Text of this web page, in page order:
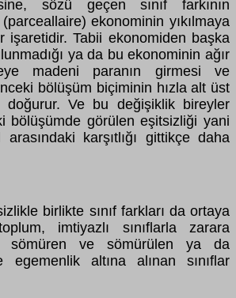
sözü geçen sınıf farkının
ekonominin yıkılmaya
işaretidir. Tabii ekonomiden başka
ya da bu ekonominin ağır
madeni paranın girmesi ve
bölüşüm biçiminin hızla alt üst
doğurur. Ve bu değişiklik bireyler
bölüşümde görülen eşitsizliği yani
karşıtlığı gittikçe daha
birlikte sınıf farkları da ortaya
imtiyazlı sınıflarla zarara
sömüren ve sömürülen ya da
altına alınan sınıflar